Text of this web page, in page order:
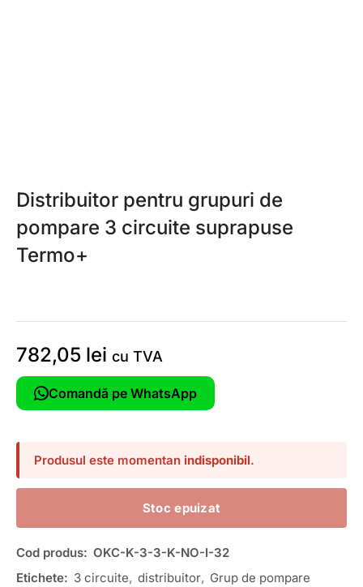
Distribuitor pentru grupuri de
pompare 3 circuite suprapuse
Termo+
782,05 lei cu TVA
Comandă pe WhatsApp
Produsul este momentan indisponibil.
Stoc epuizat
Cod produs: OKC-K-3-3-K-NO-I-32
Etichete: 3 circuite, distribuitor, Grup de pompare